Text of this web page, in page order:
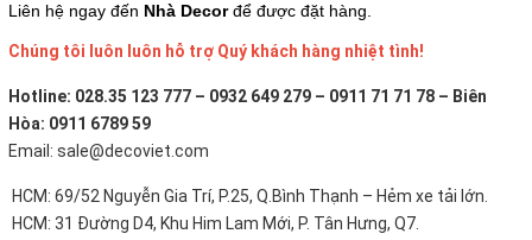
Liên hệ ngay đến Nhà Decorđể được đặt hàng.
Chúng tôi luôn luôn hỗ trợ Quý khách hàng nhiệt tình!
Hotline: 028.35 123 777 – 0932 649 279 – 0911 71 71 78 – Biên
Hòa: 0911 6789 59
Email: sale@decoviet.com
HCM: 69/52 Nguyễn Gia Trí, P.25, Q.Bình Thạnh – Hẻm xe tải lớn.
HCM: 31 Đường D4, Khu Him Lam Mới, P. Tân Hưng, Q7.